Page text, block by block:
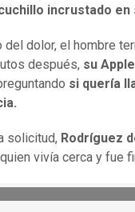
incrustado en
del dolor, el hombre
después, su
si quería
solicitud, Rodríguez
vivía cerca y fue